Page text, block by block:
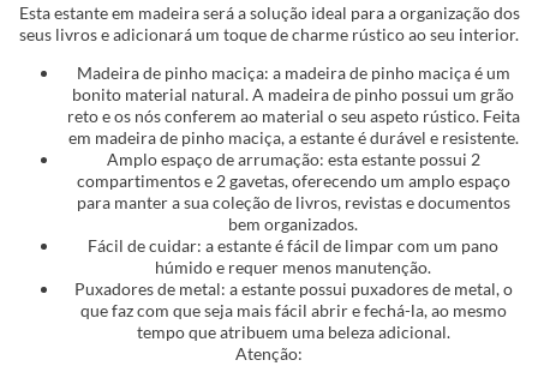
Esta estante em madeira será a solução ideal para a organização dos
seus livros e adicionará um toque de charme rústico ao seu interior.
Madeira de pinho maciça: a madeira de pinho maciça é um
bonito material natural. A madeira de pinho possui um grão
reto e os nós conferem ao material o seu aspeto rústico. Feita
em madeira de pinho maciça, a estante é durável e resistente.
Amplo espaço de arrumação: esta estante possui 2
compartimentos e 2 gavetas, oferecendo um amplo espaço
para manter a sua coleção de livros, revistas e documentos
bem organizados.
Fácil de cuidar: a estante é fácil de limpar com um pano
húmido e requer menos manutenção.
Puxadores de metal: a estante possui puxadores de metal, o
que faz com que seja mais fácil abrir e fechá-la, ao mesmo
tempo que atribuem uma beleza adicional.
Atenção: